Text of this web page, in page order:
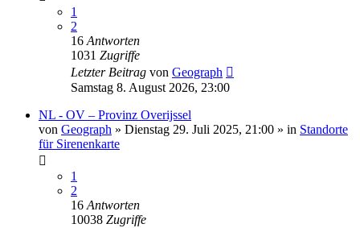
1
2
16 Antworten
1031 Zugriffe
Letzter Beitrag von Geograph
Samstag 8. August 2026, 23:00
NL - OV – Provinz Overijssel
von Geograph » Dienstag 29. Juli 2025, 21:00 » in Standorte
für Sirenenkarte
1
2
16 Antworten
10038 Zugriffe